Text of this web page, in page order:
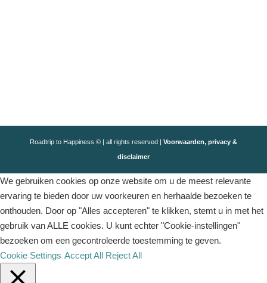
Roadtrip to Happiness © | all rights reserved | Voorwaarden, privacy &
disclaimer
We gebruiken cookies op onze website om u de meest relevante
ervaring te bieden door uw voorkeuren en herhaalde bezoeken te
onthouden. Door op "Alles accepteren" te klikken, stemt u in met het
gebruik van ALLE cookies. U kunt echter "Cookie-instellingen"
bezoeken om een ​​gecontroleerde toestemming te geven.
Cookie Settings Accept All Reject All